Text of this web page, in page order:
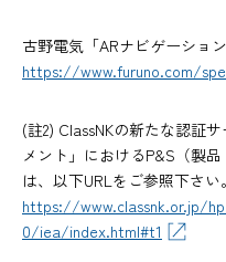
古野電気「ARナビゲーショ
https://www.furuno.com/
(註2) ClassNKの新たな認証
メント」におけるP&S（製
は、以下URLをご参照下さい。
https://www.classnk.or.jp/
0/iea/index.html#t1